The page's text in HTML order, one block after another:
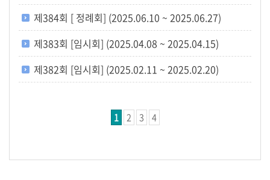
제384회 [ 정례회] (2025.06.10 ~ 2025.06.27)
제383회 [임시회] (2025.04.08 ~ 2025.04.15)
제382회 [임시회] (2025.02.11 ~ 2025.02.20)
1 2 3 4